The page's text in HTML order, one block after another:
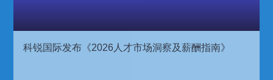
科锐国际发布《2026人才市场洞察及薪酬指南》